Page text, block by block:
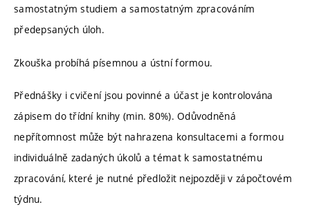
samostatným studiem a samostatným zpracováním
předepsaných úloh.
Zkouška probíhá písemnou a ústní formou.
Přednášky i cvičení jsou povinné a účast je kontrolována
zápisem do třídní knihy (min. 80%). Odůvodněná
nepřítomnost může být nahrazena konsultacemi a formou
individuálně zadaných úkolů a témat k samostatnému
zpracování, které je nutné předložit nejpozději v zápočtovém
týdnu.